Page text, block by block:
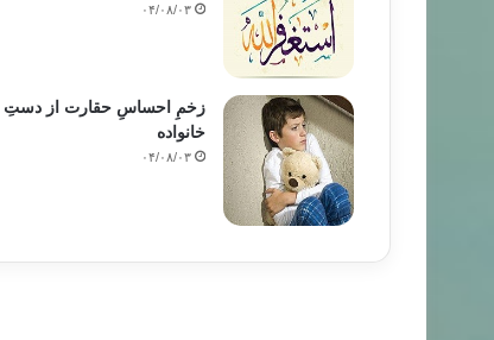
۰۴/۰۸/۰۳
زخمِ احساسِ حقارت از دستِ
خانواده
۰۴/۰۸/۰۳